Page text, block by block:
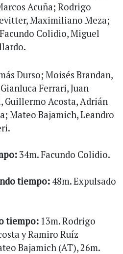
Acuña; Rodrigo
Maximiliano Meza;
Colidio, Miguel
Durso; Moisés Brandan,
Ferrari, Juan
Guillermo Acosta, Adrián
Mateo Bajamich, Leandro
34m. Facundo Colidio.
tiempo: 48m. Expulsado
tiempo: 13m. Rodrigo
y Ramiro Ruíz
Bajamich (AT), 26m.